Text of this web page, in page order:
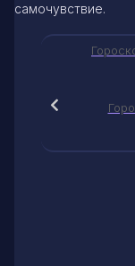
самочувствие.